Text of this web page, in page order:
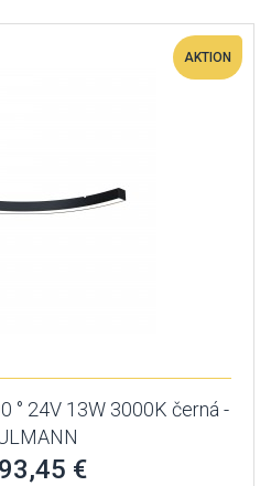
AKTION
° 24V 13W 3000K černá -
€